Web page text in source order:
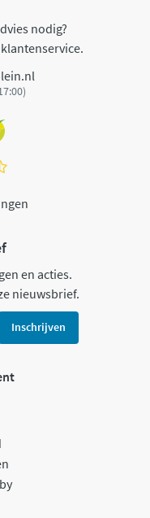
nodig?
en acties.
nieuwsbrief.
Inschrijven